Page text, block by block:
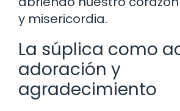
y misericordia.
La súplica como
adoración y
agradecimiento